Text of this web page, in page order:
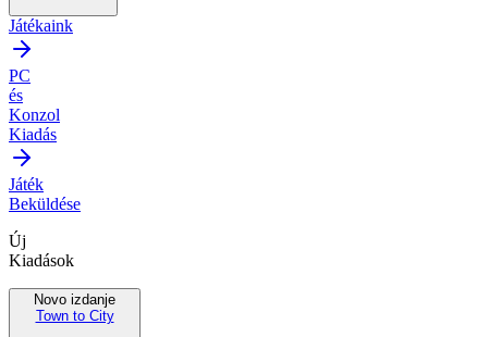
Játékaink
PC
és
Konzol
Kiadás
Játék
Beküldése
Új
Kiadások
Novo izdanje
Town to City